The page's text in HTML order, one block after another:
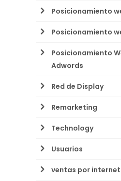
Posicionamiento
Posicionamiento
Posicionamiento
Adwords
Red de Display
Remarketing
Technology
Usuarios
ventas por internet